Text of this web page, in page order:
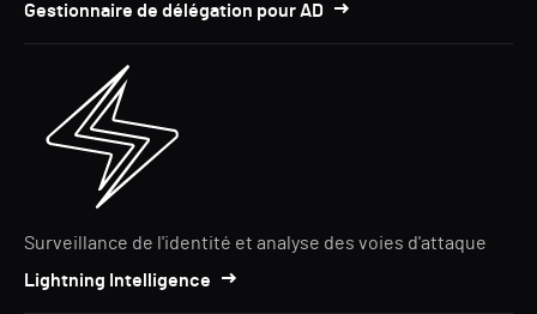
Gestionnaire de délégation pour AD
Surveillance de l'identité et analyse des voies d'attaque
Lightning Intelligence